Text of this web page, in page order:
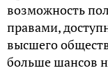
возможность
правами,
высшего
больше шансов